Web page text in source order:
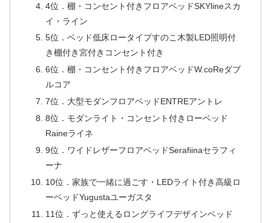
4位．棚・コンセント付きフロアベッドSKYlineスカ
イ・ライン
5位．ベッド低床ロータイプすのこ木製LED照明付
き棚付き宮付きコンセント付き
6位．棚・コンセント付きフロアベッドW.coReダブ
ルコア
7位．大型モダンフロアベッドENTREアントレ
8位．モダンライト・コンセント付きローベッド
Raineライネ
9位．ワイドレザーフロアベッドSerafiinaセラフィ
ーナ
10位．家族で一緒に過ごす・LEDライト付き高級ロ
ーベッドYugustaユーガスタ
11位．ずっと使えるロングライフデザインベッド